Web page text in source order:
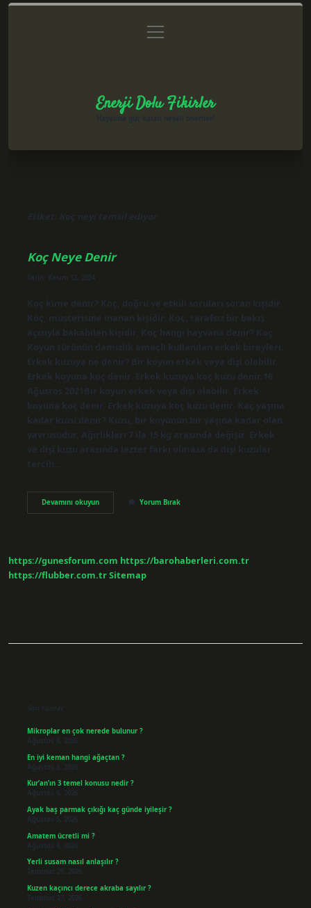
Gizlilik Politikası
menüyü
aç
Enerji Dolu Fikirler
Etiket: Koç neyi temsil ediyor
Koç Neye Denir
Tarih: Kasım 12, 2024
Koç kime denir? Koç, doğru ve etkili soruları soran kişidir.
Koç, müşterisine inanan kişidir. Koç, tarafsız bir bakış
açısıyla bakabilen kişidir. Koç hangi hayvana denir? Koç:
Koyun türünün damızlık amaçlı kullanılan erkek bireyleri.
Erkek kuzuya ne denir? Bir koyun erkek veya dişi olabilir.
Erkek koyuna koç denir. Erkek kuzuya koç kuzu denir.16
Ağustos 2021Bir koyun erkek veya dişi olabilir. Erkek
koyuna koç denir. Erkek kuzuya koç kuzu denir. Kaç yaşına
kadar kuzu denir? Kuzu, bir koyunun bir yaşına kadar olan
yavrusudur. Ağırlıkları 7 ila 15 kg arasında değişir. Erkek
ve dişi kuzu arasında lezzet farkı olmasa da dişi kuzular
tercih…
Devamını okuyunKoç
Neye
Yorum Bırak
https://gunesforum.com https://barohaberleri.com.tr
https://flubber.com.trSitemap
Son Yazılar
Mikroplar en çok nerede bulunur ?
Ağustos 8, 2026
En iyi keman hangi ağaçtan ?
Ağustos 6, 2026
Kur’an’ın 3 temel konusu nedir ?
Ağustos 6, 2026
Ayak baş parmak çıkığı kaç günde iyileşir ?
Ağustos 5, 2026
Amatem ücretli mi ?
Ağustos 4, 2026
Yerli susam nasıl anlaşılır ?
Temmuz 29, 2026
Kuzen kaçıncı derece akraba sayılır ?
Temmuz 27, 2026